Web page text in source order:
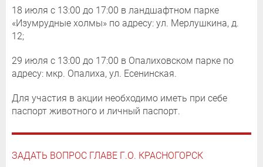
18 июля с 13:00 до 17:00 в ландшафтном парке
«Изумрудные холмы» по адресу: ул. Мерлушкина, д.
12;
29 июля с 13:00 до 17:00 в Опалиховском парке по
адресу: мкр. Опалиха, ул. Есенинская.
Для участия в акции необходимо иметь при себе
паспорт животного и личный паспорт.
ЗАДАТЬ ВОПРОС ГЛАВЕ Г.О. КРАСНОГОРСК